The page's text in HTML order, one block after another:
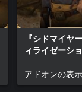
『シドマイヤ
ィライゼーシ
ーズベルト パ
ティ・パック
アドオンの表示